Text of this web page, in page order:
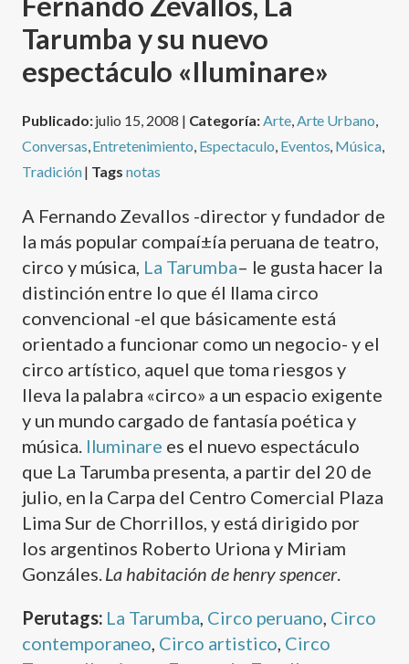
Tarumba y su nuevo
espectáculo «Iluminare»
Publicado:julio 15, 2008 | Categoría: Arte, Arte Urbano
Conversas Entretenimiento Espectaculo Eventos Música
Tradición| Tagsnotas
A Fernando Zevallos -director y fundador de
la más popular compaí±í­a peruana de teatro,
circo y música, La Tarumba– le gusta hacer la
distinción entre lo que él llama circo
convencional -el que básicamente está
orientado a funcionar como un negocio- y el
circo artí­stico, aquel que toma riesgos y
lleva la palabra «circo» a un espacio exigente
y un mundo cargado de fantasí­a poética y
música. Iluminare es el nuevo espectáculo
que La Tarumba presenta, a partir del 20 de
julio, en la Carpa del Centro Comercial Plaza
Lima Sur de Chorrillos, y está dirigido por
los argentinos Roberto Uriona y Miriam
Gonzáles. La habitación de henry spencer.
Perutags: La Tarumba Circo peruano Circo
contemporaneo Circo artistico Circo